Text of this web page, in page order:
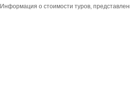
Информация о стоимости туров,